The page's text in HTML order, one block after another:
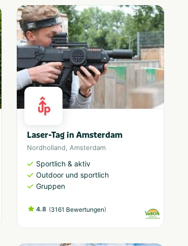
Laser-Tag in Amsterdam
Nordholland, Amsterdam
Sportlich & aktiv
Outdoor und sportlich
Gruppen
4.8 (3161 Bewertungen)